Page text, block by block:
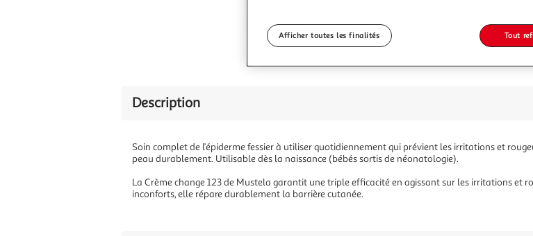
Description
Soin complet de l’épiderme fessier à utiliser quotidiennement qui prévient les irritations et
peau durablement. Utilisable dès la naissance (bébés sortis de néonatologie).
La Crème change 123 de Mustela garantit une triple efficacité en agissant sur les irritations et
inconforts, elle répare durablement la barrière cutanée.
Afficher toutes les finalités Tout